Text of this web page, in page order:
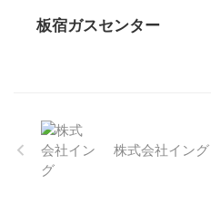
板宿ガスセンター
株式会社イング